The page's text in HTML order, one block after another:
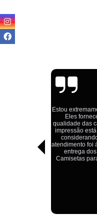
Estou
Eles
qualidade das
impressão
atendimento foi
entrega
Camisetas